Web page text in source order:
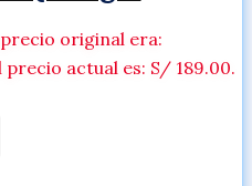
original era:
precio actual es: S/ 189.00.